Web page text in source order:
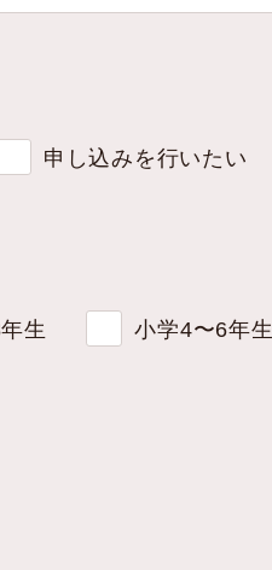
申し込みを行いたい
生 小学4〜6年生